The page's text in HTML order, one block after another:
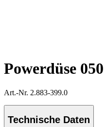
Powerdüse 050
Art.-Nr. 2.883-399.0
Technische Daten